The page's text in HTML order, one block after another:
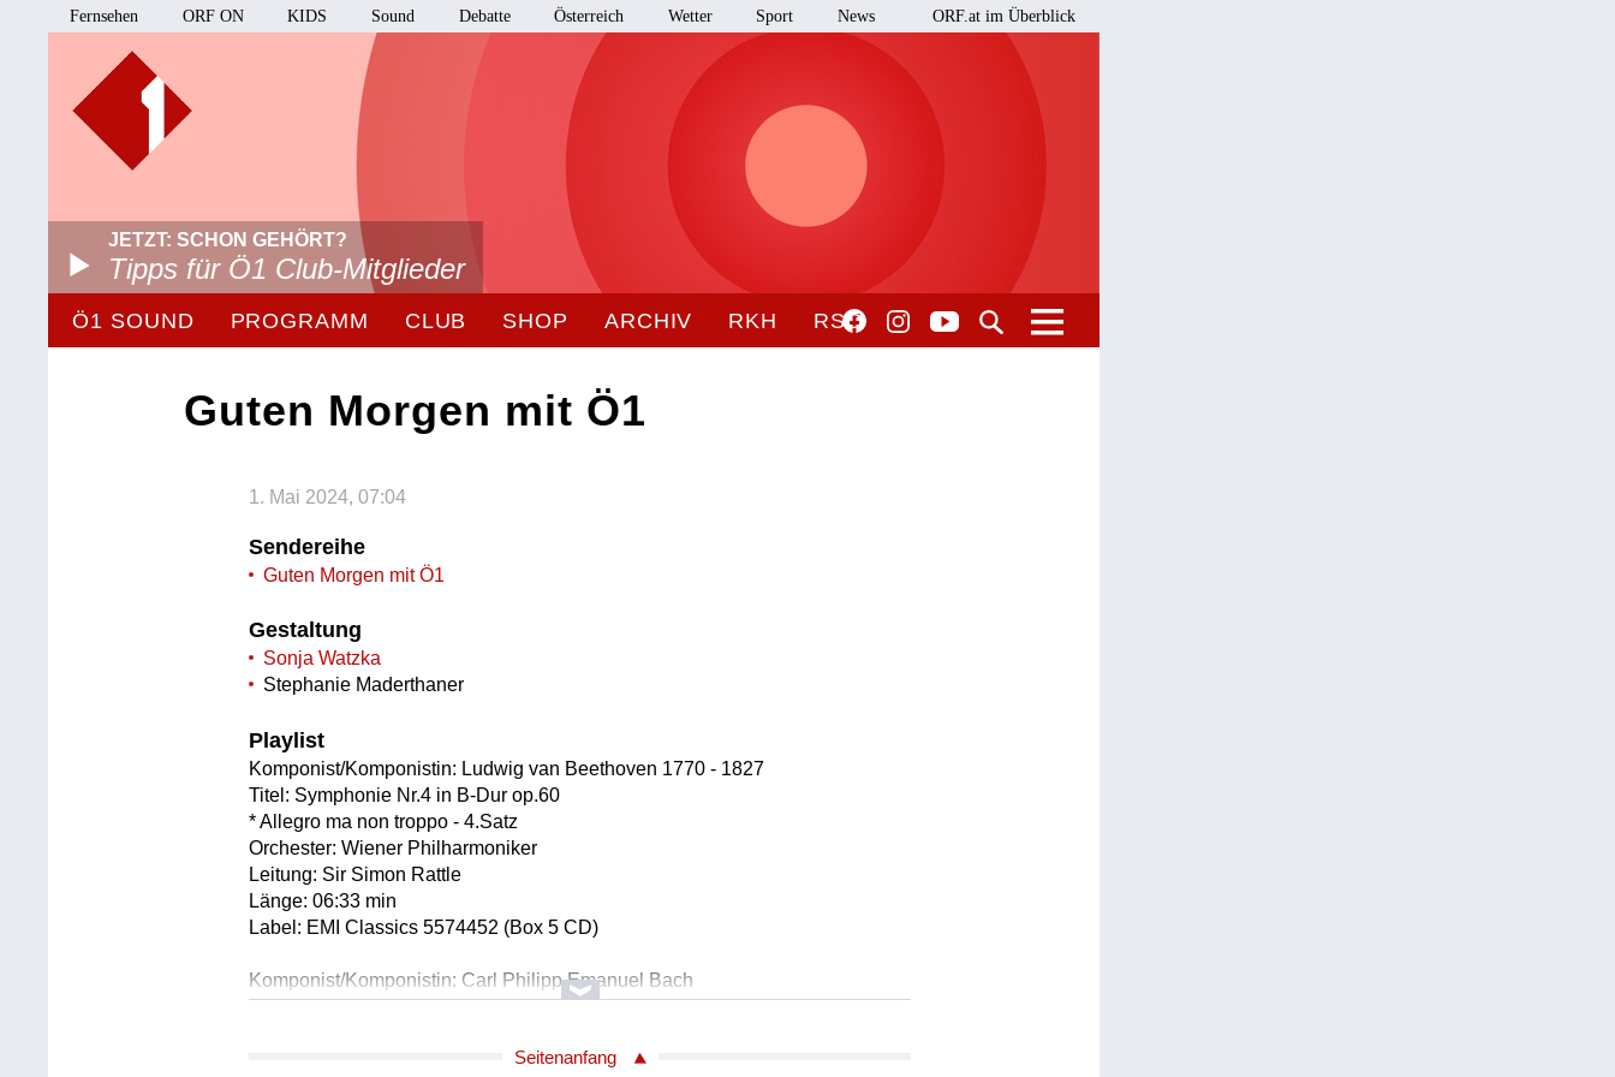
Fernsehen ORF ON KIDS Sound Debatte Österreich Wetter Sport News ORF.at im Überblick
JETZT: SCHON GEHÖRT?
Tipps für Ö1 Club-Mitglieder
Ö1 SOUND PROGRAMM CLUB SHOP ARCHIV RKH RSO
Guten Morgen mit Ö1
1. Mai 2024, 07:04
Sendereihe
Guten Morgen mit Ö1
Gestaltung
Sonja Watzka
Stephanie Maderthaner
Playlist
Komponist/Komponistin: Ludwig van Beethoven 1770 - 1827
Titel: Symphonie Nr.4 in B-Dur op.60
* Allegro ma non troppo - 4.Satz
Orchester: Wiener Philharmoniker
Leitung: Sir Simon Rattle
Länge: 06:33 min
Label: EMI Classics 5574452 (Box 5 CD)
Komponist/Komponistin: Carl Philipp Emanuel Bach
* Allegro assai - 3.Satz
Solist/Solistin: Emmanuel PahudSeitenanfang